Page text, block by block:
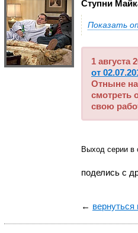
Ступни
Показать
1 августа
от
Отныне на
смотреть
свою
Выход серии в
поделись с
←